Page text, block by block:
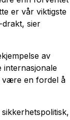
er vår viktigste
drakt, sier
av
internasjonale
være en fordel å